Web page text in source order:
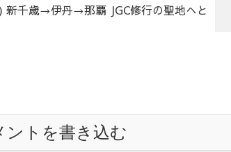
新千歳→伊丹→那覇 JGC修行の聖地へと
ントを書き込む